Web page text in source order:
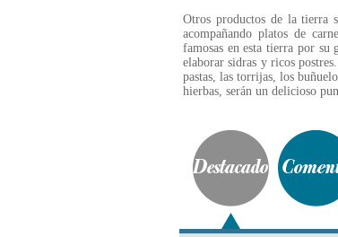
Otros productos de la tierra
acompañando platos de
famosas en esta tierra por su
elaborar sidras y ricos
pastas, las torrijas, los
hierbas, serán un delicioso